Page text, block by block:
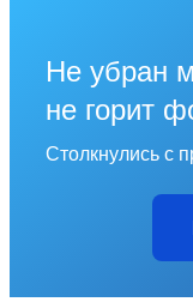
Не убран
не горит
Столкнулись с